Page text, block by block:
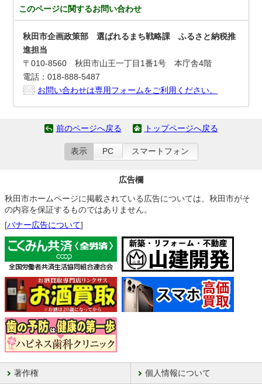
このページに関するお問い合わせ
秋田市企画政策部 選ばれるまち戦略課 ふるさと納税推
進担当
〒010-8560 秋田市山王一丁目1番1号 本庁舎4階
電話：018-888-5487
お問い合わせは専用フォームをご利用ください。
前のページへ戻る トップページへ戻る
表示 PC スマートフォン
広告欄
秋田市ホームページに掲載されている広告については、秋田市がそ
の内容を保証するものではありません。
[バナー広告について]
著作権 個人情報について